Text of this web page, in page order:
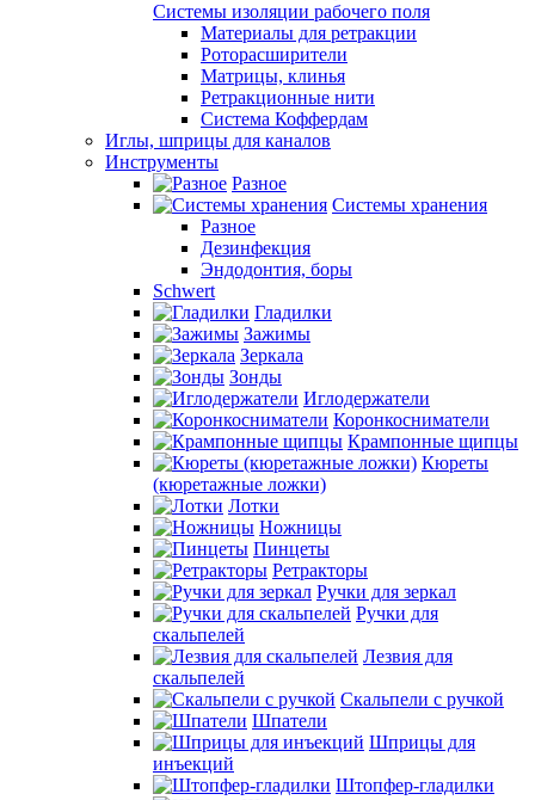
Системы изоляции рабочего поля
Материалы для ретракции
Роторасширители
Матрицы, клинья
Ретракционные нити
Система Коффердам
Иглы, шприцы для каналов
Инструменты
Разное
Системы хранения
Разное
Дезинфекция
Эндодонтия, боры
Schwert
Гладилки
Зажимы
Зеркала
Зонды
Иглодержатели
Коронкосниматели
Крампонные щипцы
Кюреты
(кюретажные ложки)
Лотки
Ножницы
Пинцеты
Ретракторы
Ручки для зеркал
Ручки для
скальпелей
Лезвия для
скальпелей
Скальпели с ручкой
Шпатели
Шприцы для
инъекций
Штопфер-гладилки